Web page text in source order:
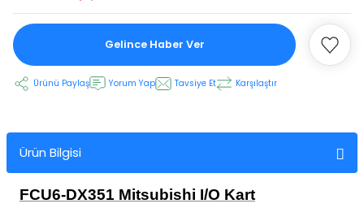
Gelince Haber Ver
Ürünü Paylaş Yorum Yap Tavsiye Et Karşılaştır
Ürün Bilgisi
FCU6-DX351 Mitsubishi I/O Kart